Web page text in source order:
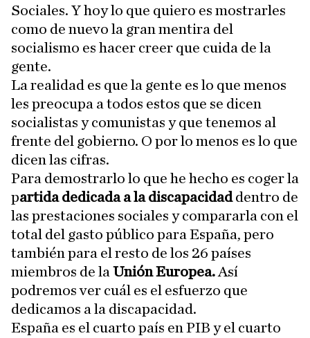
Sociales. Y hoy lo que quiero es mostrarles
como de nuevo la gran mentira del
socialismo es hacer creer que cuida de la
gente.
La realidad es que la gente es lo que menos
les preocupa a todos estos que se dicen
socialistas y comunistas y que tenemos al
frente del gobierno. O por lo menos es lo que
dicen las cifras.
Para demostrarlo lo que he hecho es coger la
partida dedicada a la discapacidaddentro de
las prestaciones sociales y compararla con el
total del gasto público para España, pero
también para el resto de los 26 países
miembros de la Unión Europea. Así
podremos ver cuál es el esfuerzo que
dedicamos a la discapacidad.
España es el cuarto país en PIB y el cuarto